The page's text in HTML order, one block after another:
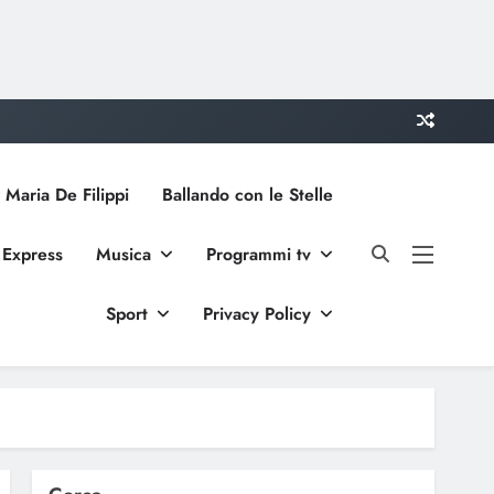
De Filippi Ballando con le Stelle
Musica Programmi tv
Sport Privacy Policy